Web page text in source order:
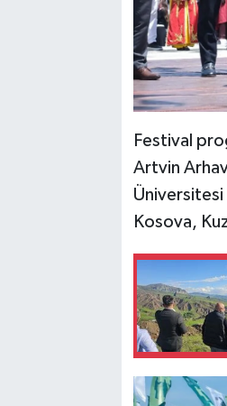
Festival
Artvin
Üniversitesi
Kosova,